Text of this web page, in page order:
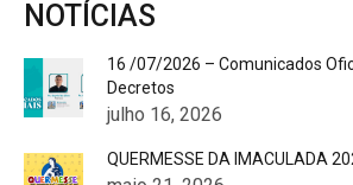
NOTÍCIAS
16 /07/2026 – Comunicados
Decretos
julho 16, 2026
QUERMESSE DA IMACULADA